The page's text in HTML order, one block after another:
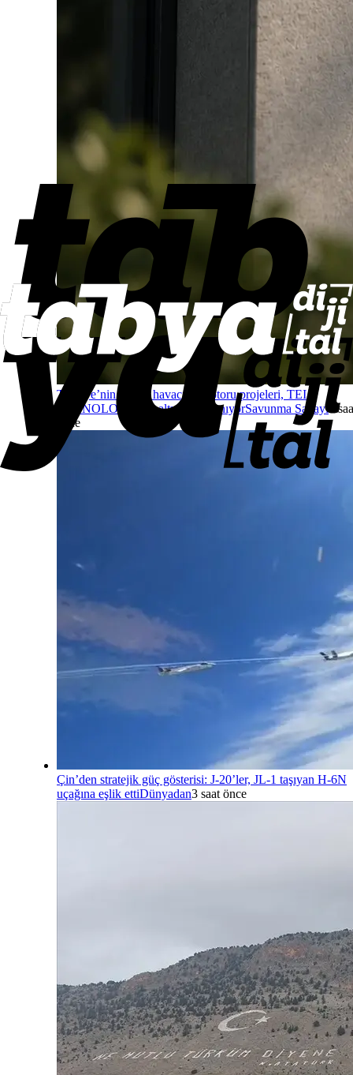
Türkiye’nin özgün havacılık motoru projeleri, TEI
TEKNOLOJİ çatısı altında toplanıyorSavunma Sanayi 2
önce
Çin’den stratejik güç gösterisi: J-20’ler, JL-1 taşıyan H-6N
uçağına eşlik ettiDünyadan3 saat önce